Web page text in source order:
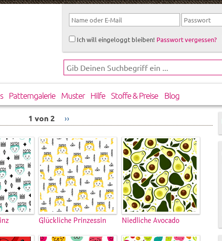
Ich will eingeloggt bleiben! Passwort vergessen?
Patterngalerie Muster Hilfe Stoffe & Preise Blog
1 von 2 ››
Glückliche Prinzessin Niedliche Avocado